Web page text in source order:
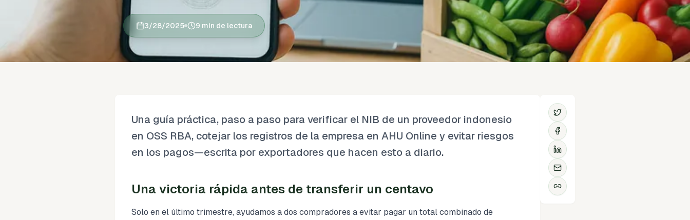
3/28/2025 9 min de lectura
Una guía práctica, paso a paso para verificar el NIB de un proveedor indonesio
en OSS RBA, cotejar los registros de la empresa en AHU Online y evitar riesgos
en los pagos—escrita por exportadores que hacen esto a diario.
Una victoria rápida antes de transferir un centavo
Solo en el último trimestre, ayudamos a dos compradores a evitar pagar un total combinado de